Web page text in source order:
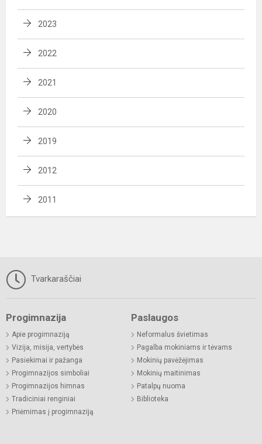
2023
2022
2021
2020
2019
2012
2011
Tvarkaraščiai
Progimnazija
Apie progimnaziją
Vizija, misija, vertybės
Pasiekimai ir pažanga
Progimnazijos simboliai
Progimnazijos himnas
Tradiciniai renginiai
Priėmimas į progimnaziją
Paslaugos
Neformalus švietimas
Pagalba mokiniams ir tėvams
Mokinių pavėžėjimas
Mokinių maitinimas
Patalpų nuoma
Biblioteka